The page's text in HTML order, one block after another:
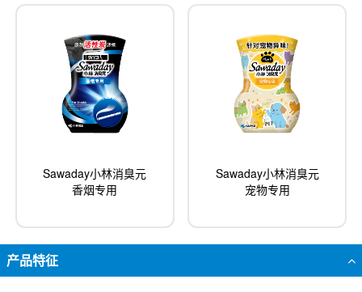
Sawaday小林消臭元
香烟专用
Sawaday小林消臭元
宠物专用
产品特征